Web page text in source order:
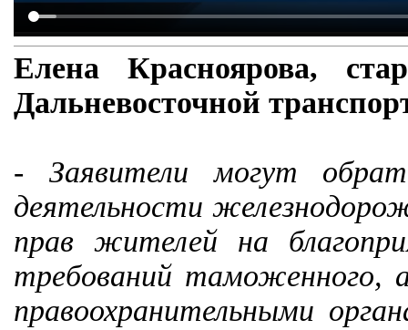
Елена Красноярова,
Дальневосточной
- Заявители могут
деятельности
прав жителей на
требований таможенного, а
правоохранительными